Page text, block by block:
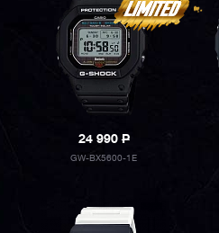
24 990P
GW-BX5600-1E